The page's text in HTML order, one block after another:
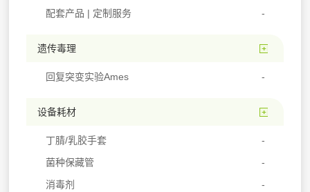
配套产品 | 定制服务
遗传毒理
回复突变实验Ames
设备耗材
丁腈/乳胶手套
菌种保藏管
消毒剂